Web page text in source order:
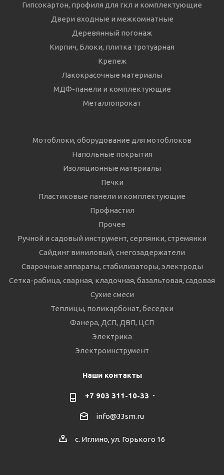
Гипсокартон, профиля для гкл и комплектующие
Двери входные и межкомнатные
Деревянный погонаж
Кирпич, Блоки, плитка тротуарная
Крепеж
Лакокрасочные материалы
МДФ-панели и комплектующие
Металлопрокат
Мотоблоки, оборудование для мотоблоков
Напольные покрытия
Изоляционные материалы
Печки
Пластиковые панели и комплектующие
Профнастил
Прочее
Ручной и садовый инструмент, серпянки, стремянки
Сайдинг виниловый, снегозадержатели
Сварочные аппараты, стабилизаторы, электроды
Сетка-рабица, сварная, кладочная, базальтовая, садовая
Сухие смеси
Теплицы, поликарбонат, беседки
Фанера, ДСП, ДВП, ЦСП
Электрика
Электроинструмент
Наши контакты
+7 903 311-10-33
info@33sm.ru
с. Иглино, ул. Горького 16